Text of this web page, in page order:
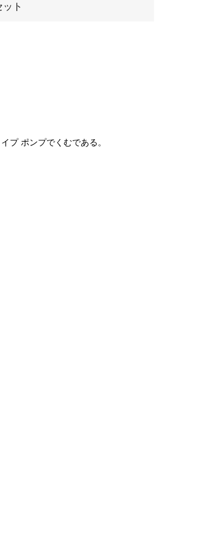
ト
プ ポンプでくむである。